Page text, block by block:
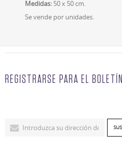
Medidas: 50 x 50 cm.
Se vende por unidades.
REGISTRARSE PARA EL BOLETÍN